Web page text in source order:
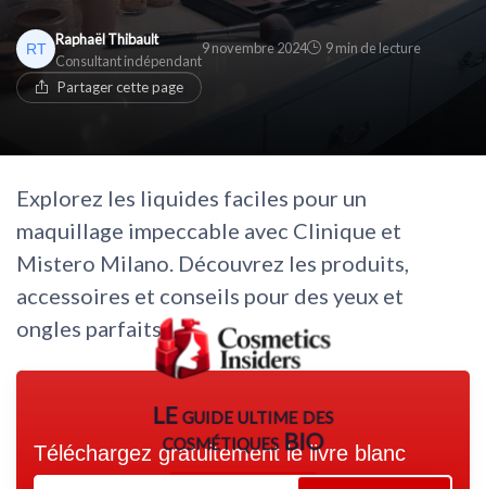
Raphaël Thibault
Consultant indépendant
9 novembre 2024 9 min de lecture
Partager cette page
Explorez les liquides faciles pour un
maquillage impeccable avec Clinique et
Mistero Milano. Découvrez les produits,
accessoires et conseils pour des yeux et
ongles parfaits.
LE guide ultime des
cosmétiques BIO
Téléchargez gratuitement le livre blanc
* En remplissant ce formulaire, j'accepte d'être
contacté(e) à des fins commerciales par Cosmetics
Insiders et ses partenaires.
* En rejoignant le club, j'accepte de recevoir les emails
de Cosmetics Insiders et les offres de ses partenaires.
Non merci, peut-être plus tard